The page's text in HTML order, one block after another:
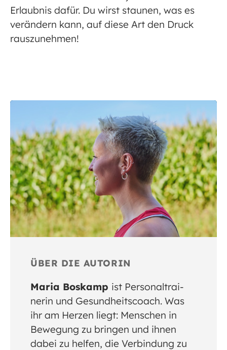
Erlaubnis dafür. Du wirst staunen, was es
verändern kann, auf diese Art den Druck
rauszunehmen!
ÜBER DIE AUTORIN
Maria Boskamp ist Personal­trai­
nerin und Gesund­heits­coach. Was
ihr am Herzen liegt: Men­schen in
Bewe­gung zu brin­gen und ihnen
dabei zu hel­fen, die Ver­bin­dung zu